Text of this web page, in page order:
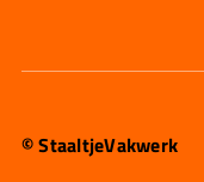
© StaaltjeVakwerk